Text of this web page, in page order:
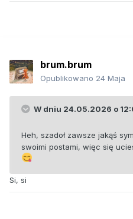
brum.brum
Opublikowano 24 Maja
W dniu 24.05.2026 o
Heh, szadoł zawsze jakąś
swoimi postami, więc się
Si, si